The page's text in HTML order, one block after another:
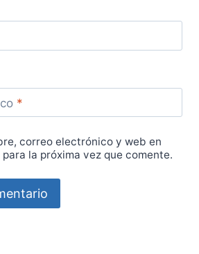
*
correo electrónico y web en
la próxima vez que comente.